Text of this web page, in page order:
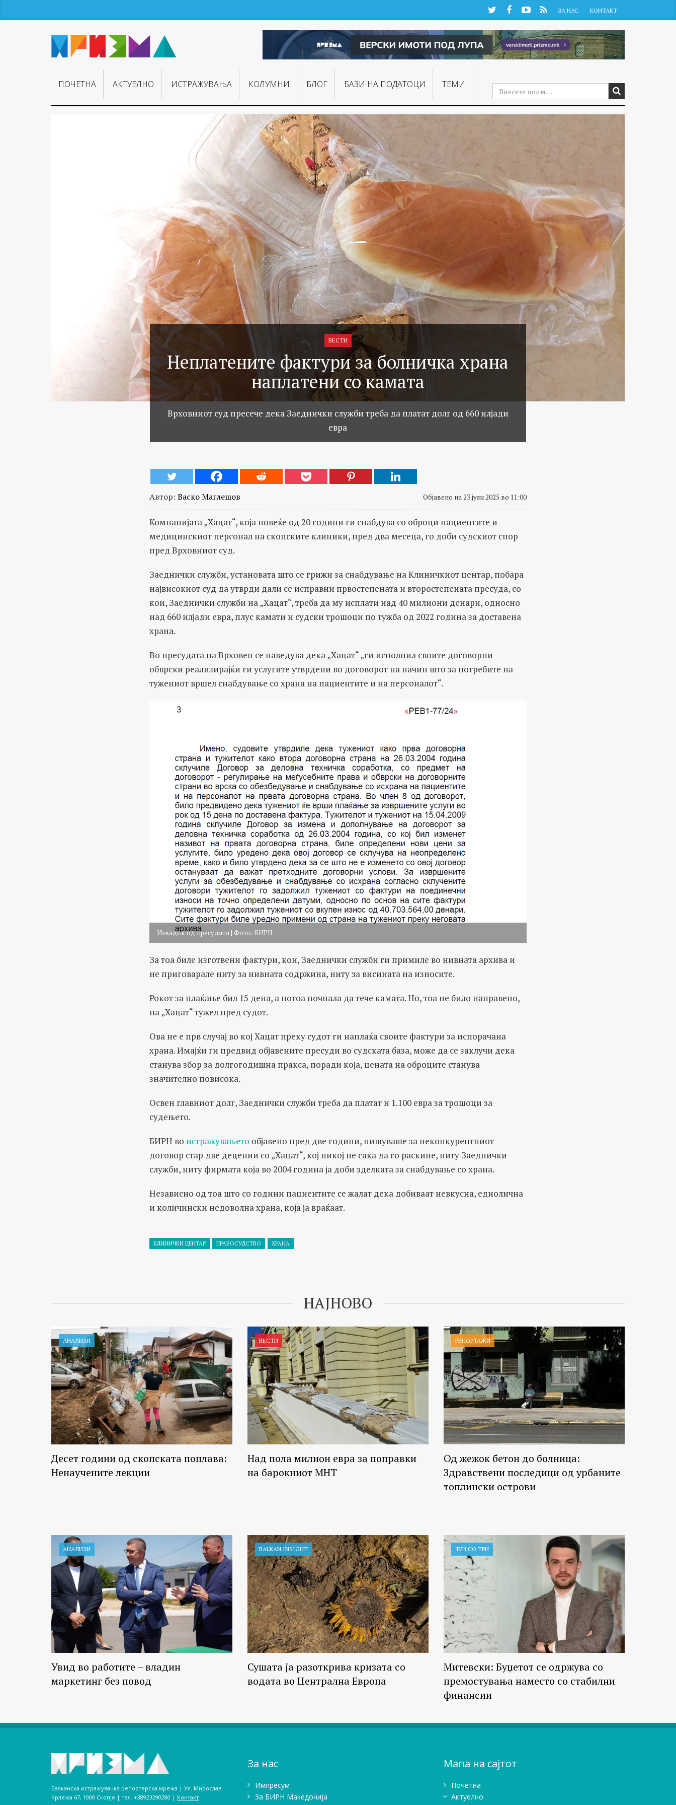
TwitterFacebookYouTube
RSS ЗА НАС КОНТАКТ
ПОЧЕТНА АКТУЕЛНО ИСТРАЖУВАЊA КОЛУМНИ БЛОГ БАЗИ НА ПОДАТОЦИ ТЕМИ
ВЕСТИ
Неплатените фактури за болничка храна
наплатени со камата
Врховниот суд пресече дека Заеднички служби треба да платат долг од 660 илјади
евра
Автор: Васко Маглешов Објавено на 23 јули 2025 во 11:00
Компанијата „Хацат“, која повеќе од 20 години ги снабдува со оброци пациентите и
медицинскиот персонал на скопските клиники, пред два месеца, го доби судскиот спор
пред Врховниот суд.
Заеднички служби, установата што се грижи за снабдување на Клиничкиот центар, побара
највисокиот суд да утврди дали се исправни првостепената и второстепената пресуда, со
кои, Заеднички служби на „Хацат“, треба да му исплати над 40 милиони денари, односно
над 660 илјади евра, плус камати и судски трошоци по тужба од 2022 година за доставена
храна.
Во пресудата на Врховен се наведува дека „Хацат“ „ги исполнил своите договорни
обврски реализирајќи ги услугите утврдени во договорот на начин што за потребите на
тужениот вршел снабдување со храна на пациентите и на персоналот“.
Извадок од пресудата | Фото: БИРН
За тоа биле изготвени фактури, кои, Заеднички служби ги примиле во нивната архива и
не приговарале ниту за нивната содржина, ниту за висината на износите.
Рокот за плаќање бил 15 дена, а потоа почнала да тече камата. Но, тоа не било направено,
па „Хацат“ тужел пред судот.
Ова не е прв случај во кој Хацат преку судот ги наплаќа своите фактури за испорачана
храна. Имајќи ги предвид објавените пресуди во судската база, може да се заклучи дека
станува збор за долгогодишна пракса, поради која, цената на оброците станува
значително повисока.
Oсвен главниот долг, Заеднички служби треба да платат и 1.100 евра за трошоци за
судењето.
БИРН во истражувањето објавено пред две години, пишуваше за неконкурентниот
договор стар две децении со „Хацат“, кој никој не сака да го раскине, ниту Заеднички
служби, ниту фирмата која во 2004 година ја доби зделката за снабдување со храна.
Независно од тоа што со години пациентите се жалат дека добиваат невкусна, еднолична
и количински недоволна храна, која ја враќаат.
КЛИНИЧКИ ЦЕНТАР ПРАВОСУДСТВО ХРАНА
НАЈНОВО
АНАЛИЗИ
Десет години од скопската поплава:
Ненаучените лекции
ВЕСТИ
Над пола милион евра за поправки
на барокниот МНТ
РЕПОРТАЖИ
Од жежок бетон до болница:
Здравствени последици од урбаните
топлински острови
АНАЛИЗИ
Увид во работите – владин
маркетинг без повод
BALKAN INSIGHT
Сушата ја разоткрива кризата со
водата во Централна Европа
ТРИ СО ТРИ
Митевски: Буџетот се одржува со
премостувања наместо со стабилни
финансии
Балканска истражувачка репортерска мрежа | Ул. Мирослав
Крлежа 67, 1000 Скопје | тел. +38923290280­ | Контакт
За нас
Импресум
Зa БИРН Македонија
Мапа на сајтот
Почетна
Актуелно